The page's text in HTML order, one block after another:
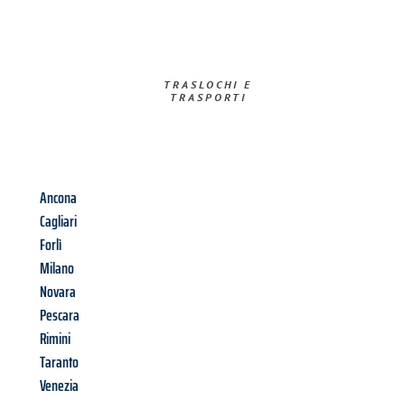
TRASLOCHI E
TRASPORTI​
Ancona
Cagliari
Forlì
Milano
Novara
Pescara
Rimini
Taranto
Venezia